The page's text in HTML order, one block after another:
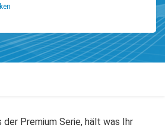
Premium Serie, hält was Ihr